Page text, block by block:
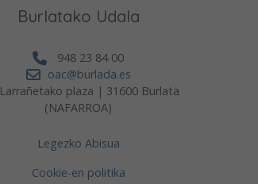
Burlatako Udala
948 23 84 00
oac@burlada.es
Larrañetako plaza | 31600 Burlata
(NAFARROA)
Legezko Abisua
Cookie-en politika